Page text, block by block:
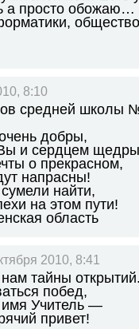
а просто обожаю…
8:10
средней школы
добры,
и сердцем
о прекрасном,
напрасны!
найти,
на этом пути!
область
2010, 8:41
тайны
побед,
имя Учитель —
привет!